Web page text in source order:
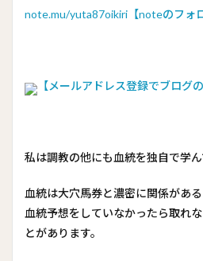
note.mu/yuta87oikiri【noteのフォ
【メールアドレス登録でブログ
私は調教の他にも血統を独自で学ん
血統は大穴馬券と濃密に関係があ
血統予想をしていなかったら取れ
とがあります。